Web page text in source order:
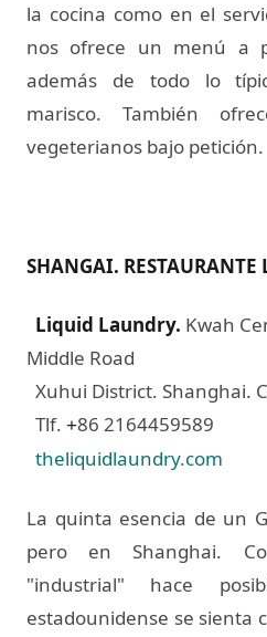
la cocina como en el
nos ofrece un menú a
además de todo lo
marisco. También
vegeterianos bajo petición.
SHANGAI.
Liquid Laundry. Kwah
Middle Road
Xuhui District. Shanghai.
Tlf. +86 2164459589
theliquidlaundry.com
La quinta esencia de un
pero en Shanghai.
"industrial" hace
estadounidense se sienta